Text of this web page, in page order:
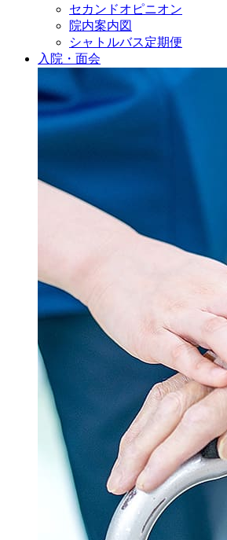
セカンドオピニオン
院内案内図
シャトルバス定期便
入院・面会